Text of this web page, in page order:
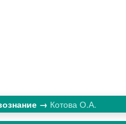
Котова О.А.